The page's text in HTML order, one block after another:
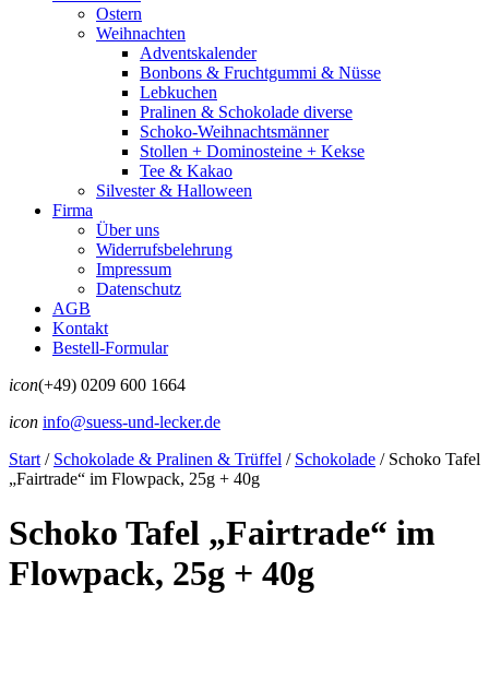
Ostern
Weihnachten
Adventskalender
Bonbons & Fruchtgummi & Nüsse
Lebkuchen
Pralinen & Schokolade diverse
Schoko-Weihnachtsmänner
Stollen + Dominosteine + Kekse
Tee & Kakao
Silvester & Halloween
Firma
Über uns
Widerrufsbelehrung
Impressum
Datenschutz
AGB
Kontakt
Bestell-Formular
icon(+49) 0209 600 1664
icon info@suess-und-lecker.de
Start / Schokolade & Pralinen & Trüffel / Schokolade /Schoko Tafel
„Fairtrade“ im Flowpack, 25g + 40g
Schoko Tafel „Fairtrade“ im
Flowpack, 25g + 40g